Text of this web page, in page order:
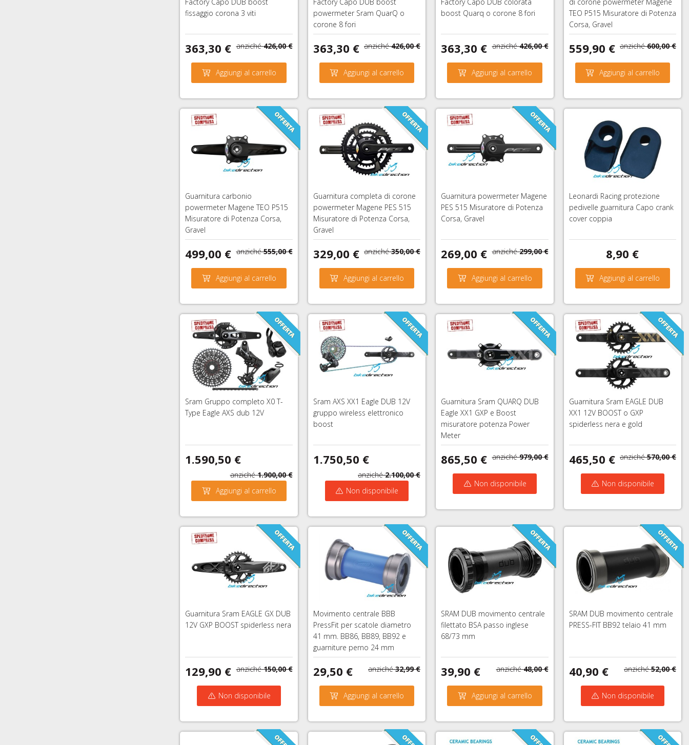
fissaggio corona 3 viti
363,30 € anziché 426,00 €
Aggiungi al carrello
powermeter Sram QuarQ o
corone 8 fori
363,30 € anziché 426,00 €
Aggiungi al carrello
boost Quarq o corone 8 fori
363,30 € anziché 426,00 €
Aggiungi al carrello
TEO P515 Misuratore di Potenza
Corsa, Gravel
559,90 € anziché 600,00 €
Aggiungi al carrello
Guarnitura carbonio
powermeter Magene TEO P515
Misuratore di Potenza Corsa,
Gravel
499,00 € anziché 555,00 €
Aggiungi al carrello
Guarnitura completa di corone
powermeter Magene PES 515
Misuratore di Potenza Corsa,
Gravel
329,00 € anziché 350,00 €
Aggiungi al carrello
Guarnitura powermeter Magene
PES 515 Misuratore di Potenza
Corsa, Gravel
269,00 € anziché 299,00 €
Aggiungi al carrello
Leonardi Racing protezione
pedivelle guarnitura Capo crank
cover coppia
8,90 €
Aggiungi al carrello
Sram Gruppo completo X0 T-
Type Eagle AXS dub 12V
1.590,50 €
anziché 1.900,00 €
Aggiungi al carrello
Sram AXS XX1 Eagle DUB 12V
gruppo wireless elettronico
boost
1.750,50 €
anziché 2.100,00 €
Non disponibile
Guarnitura Sram QUARQ DUB
Eagle XX1 GXP e Boost
misuratore potenza Power
Meter
865,50 € anziché 979,00 €
Non disponibile
Guarnitura Sram EAGLE DUB
XX1 12V BOOST o GXP
spiderless nera e gold
465,50 € anziché 570,00 €
Non disponibile
Guarnitura Sram EAGLE GX DUB
12V GXP BOOST spiderless nera
129,90 € anziché 150,00 €
Non disponibile
Movimento centrale BBB
PressFit per scatole diametro
41 mm. BB86, BB89, BB92 e
guarniture perno 24 mm
29,50 € anziché 32,99 €
Aggiungi al carrello
SRAM DUB movimento centrale
filettato BSA passo inglese
68/73 mm
39,90 € anziché 48,00 €
Aggiungi al carrello
SRAM DUB movimento centrale
PRESS-FIT BB92 telaio 41 mm
40,90 € anziché 52,00 €
Non disponibile